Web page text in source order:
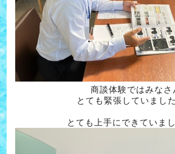
商談体験ではみなさ
とても緊張していました
とても上手にできていま